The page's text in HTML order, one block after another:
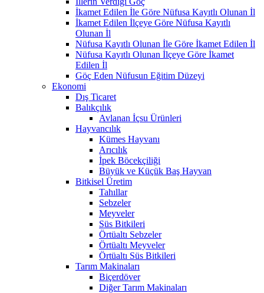
İkamet Edilen İle Göre Nüfusa Kayıtlı Olunan İl
İkamet Edilen İlçeye Göre Nüfusa Kayıtlı
Olunan İl
Nüfusa Kayıtlı Olunan İle Göre İkamet Edilen İl
Nüfusa Kayıtlı Olunan İlçeye Göre İkamet
Edilen İl
Göç Eden Nüfusun Eğitim Düzeyi
Ekonomi
Dış Ticaret
Balıkçılık
Avlanan İçsu Ürünleri
Hayvancılık
Kümes Hayvanı
Arıcılık
İpek Böcekçiliği
Büyük ve Küçük Baş Hayvan
Bitkisel Üretim
Tahıllar
Sebzeler
Meyveler
Süs Bitkileri
Örtüaltı Sebzeler
Örtüaltı Meyveler
Örtüaltı Süs Bitkileri
Tarım Makinaları
Biçerdöver
Diğer Tarım Makinaları